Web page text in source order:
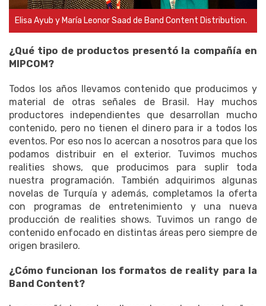
Elisa Ayub y María Leonor Saad de Band Content Distribution.
¿Qué tipo de productos presentó la compañía en
MIPCOM?
Todos los años llevamos contenido que producimos y
material de otras señales de Brasil. Hay muchos
productores independientes que desarrollan mucho
contenido, pero no tienen el dinero para ir a todos los
eventos. Por eso nos lo acercan a nosotros para que los
podamos distribuir en el exterior. Tuvimos muchos
realities shows, que producimos para suplir toda
nuestra programación. También adquirimos algunas
novelas de Turquía y además, completamos la oferta
con programas de entretenimiento y una nueva
producción de realities shows. Tuvimos un rango de
contenido enfocado en distintas áreas pero siempre de
origen brasilero.
¿Cómo funcionan los formatos de reality para la
Band Content?